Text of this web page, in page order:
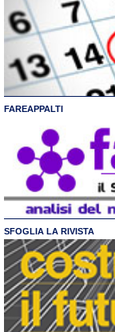
FAREAPPALTI
SFOGLIA LA RIVISTA